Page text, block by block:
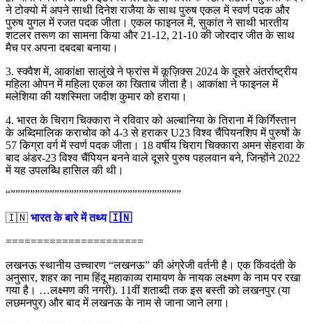
ने टोक्यो में अपने साथी दिनेश राजैया के साथ पुरुष एकल में स्वर्ण पदक और
पुरुष युगल में रजत पदक जीता। एकल फाइनल में, सुकांत ने साथी भारतीय
शटलर तरूण का सामना किया और 21-12, 21-10 की जोरदार जीत के साथ
मैच पर अपना दबदबा बनाया।
3. स्क्वैश में, आकांक्षा सालुंखे ने फ्रांस में कूज़िक्स 2024 के दूसरे अंतर्राष्ट्रीय
महिला ओपन में महिला एकल का खिताब जीता है। आकांक्षा ने फाइनल में
मलेशिया की यशस्मिता जदीश कुमार को हराया।
4. भारत के चिराग चिक्कारा ने रविवार को अल्बानिया के तिराना में किर्गिस्तान
के अब्दिमालिक कराचोव को 4-3 से हराकर U23 विश्व चैंपियनशिप में पुरुषों के
57 किग्रा वर्ग में स्वर्ण पदक जीता। 18 वर्षीय चिराग चिक्कारा अमन सेहरावा के
बाद अंडर-23 विश्व चैंपियन बनने वाले दूसरे पुरुष पहलवान बने, जिन्होंने 2022
में यह उपलब्धि हासिल की थी।
“”””””””””””””””””””””””””””””””””””
🇮🇳 भारत के बारे में तथ्य 🇮🇳
======================
लखनऊ स्थानीय उच्चारण “लखनऊ” की अंग्रेजी वर्तनी है। एक किंवदंती के
अनुसार, शहर का नाम हिंदू महाकाव्य रामायण के नायक लक्ष्मण के नाम पर रखा
गया है। …लक्ष्मण की नगरी). 11वीं शताब्दी तक इस बस्ती को लखनपुर (या
लछमनपुर) और बाद में लखनऊ के नाम से जाना जाने लगा।